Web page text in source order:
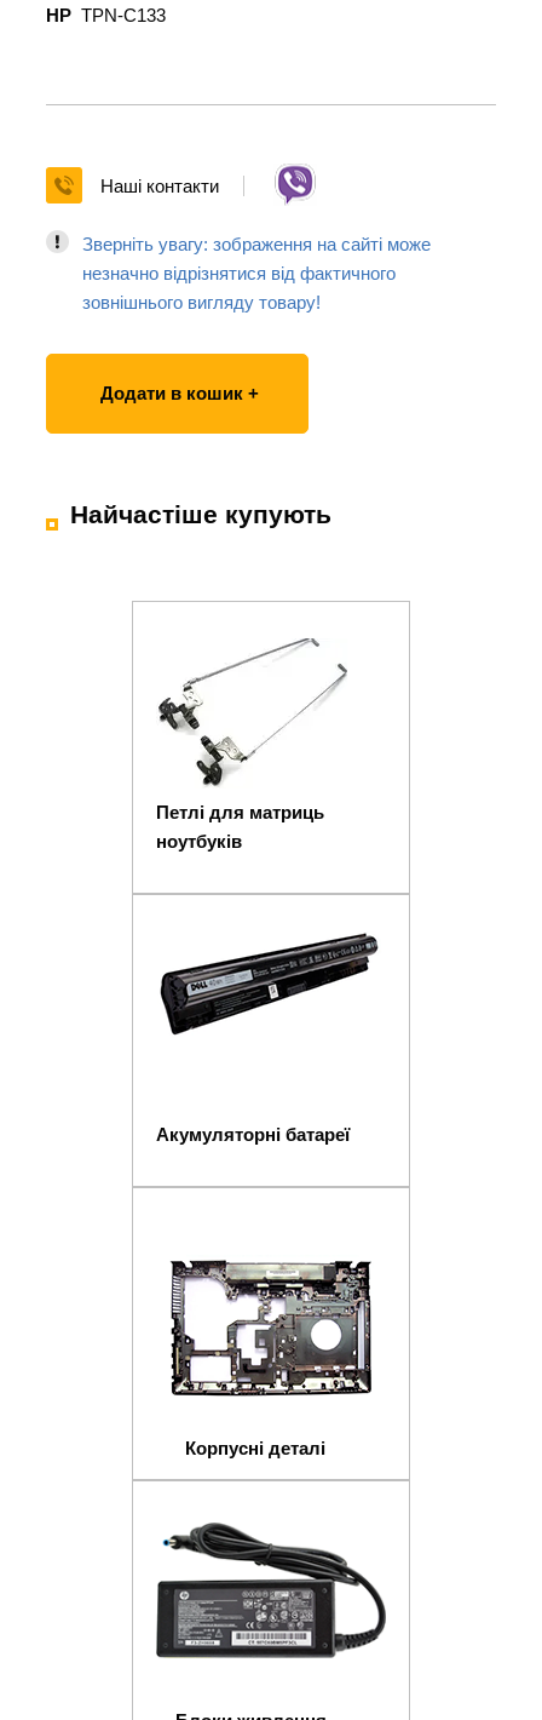
HP TPN-C133
Наші контакти
Зверніть увагу: зображення на сайті може
незначно відрізнятися від фактичного
зовнішнього вигляду товару!
Додати в кошик +
Найчастіше купують
Петлі для матриць
ноутбуків
Акумуляторні батареї
Корпусні деталі